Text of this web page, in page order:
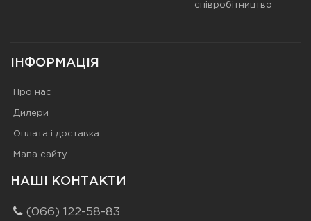
співробітництво
ІНФОРМАЦІЯ
Про нас
Дилери
Оплата і доставка
Мапа сайту
НАШІ КОНТАКТИ
(066) 122-58-83